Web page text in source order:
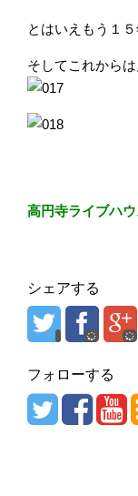
とはいえもう１
そしてこれから
高円寺ライブハ
シェアする
フォローする